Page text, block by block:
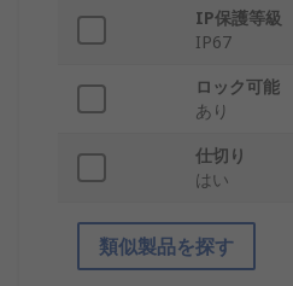
IP保護等級
IP67
ロック可能
あり
仕切り
はい
類似製品を探す